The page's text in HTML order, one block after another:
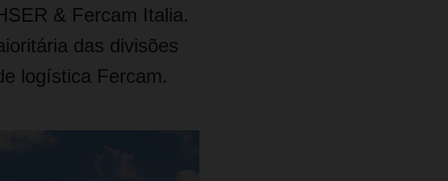
& Fercam Italia.
das divisões
logística Fercam.